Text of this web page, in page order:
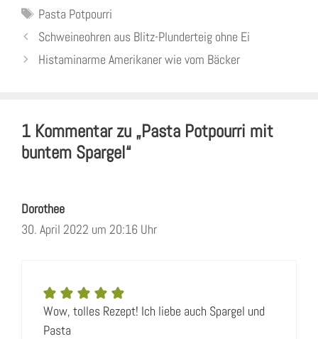
Schlagwörter
Pasta Potpourri
Schweineohren aus Blitz-Plunderteig ohne Ei
Histaminarme Amerikaner wie vom Bäcker
1 Kommentar zu „Pasta Potpourri mit
buntem Spargel“
Dorothee
30. April 2022 um 20:16 Uhr
Wow, tolles Rezept! Ich liebe auch Spargel und
Pasta